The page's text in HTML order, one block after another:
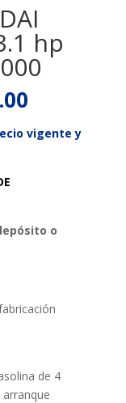
hp
Current
is:
vigente y
o
de 4